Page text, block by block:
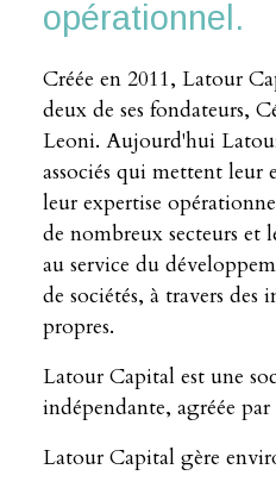
opérationnel.
Créée en 2011, Latour
deux de ses fondateurs,
Leoni. Aujourd'hui
associés qui mettent leur
leur expertise
de nombreux secteurs et
au service du
de sociétés, à travers des
propres.
Latour Capital est une
indépendante, agréée par
Latour Capital gère